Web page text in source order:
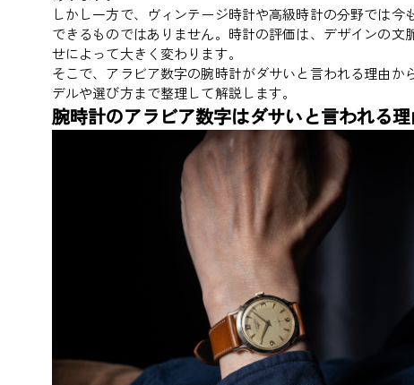
しかし一方で、ヴィンテージ時計や高級時計の分野では
できるものではありません。時計の評価は、デザインの
せによって大きく変わります。
そこで、アラビア数字の腕時計がダサいと言われる理由
デルや選び方まで整理して解説します。
腕時計のアラビア数字はダサいと言われる